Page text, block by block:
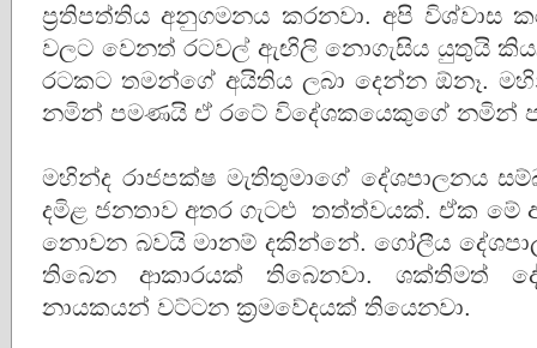
ප්‍රතිපත්තිය අනුගමනය කරනවා. අපි විශ්වාස
වලට වෙනත් රටවල් ඇඟිලි නොගැසිය යුතුයි
රටකට තමන්ගේ අයිතිය ලබා දෙන්න ඕනෑ.
නමින් පමණයි ඒ රටේ විදේශකයෙකුගේ නමින්
මහින්ද රාජපක්ෂ මැතිතුමාගේ දේශපාලනය
දමිළ ජනතාව අතර ගැටළු තත්ත්වයක්. ඒක මේ
නොවන බවයි මානම් දකින්නේ. ගෝලීය
තිබෙන ආකාරයක් තිබෙනවා. ශක්තිමත්
නායකයන් වට්ටන ක්‍රමවේදයක් තියෙනවා.